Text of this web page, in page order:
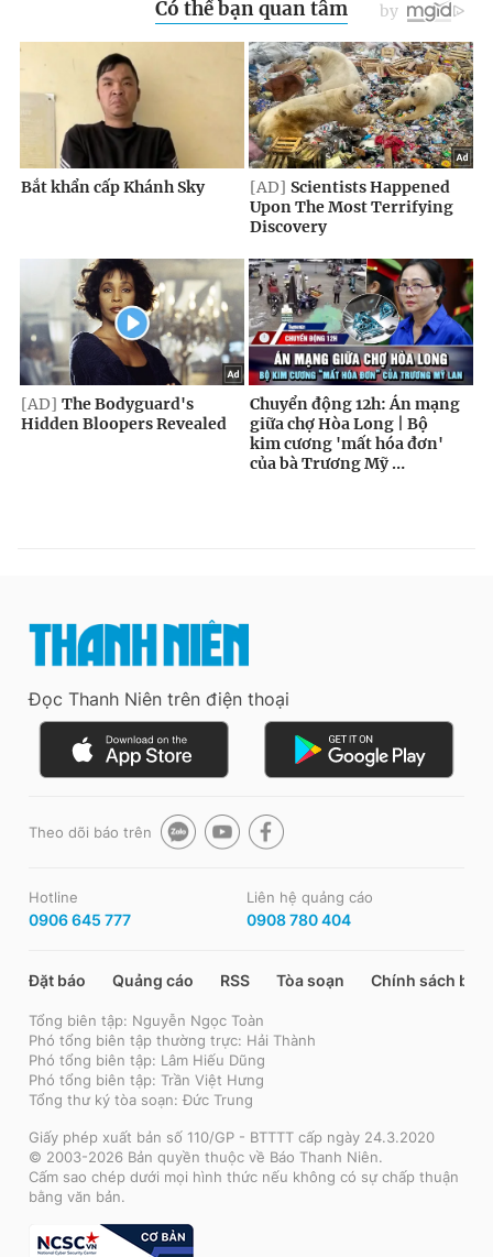
Đọc Thanh Niên trên điện thoại
Theo dõi báo trên
Hotline
0906 645 777
Liên hệ quảng cáo
0908 780 404
Đặt báo Quảng cáo RSS Tòa soạn Chính sách bảo
Tổng biên tập: Nguyễn Ngọc Toàn
Phó tổng biên tập thường trực: Hải Thành
Phó tổng biên tập: Lâm Hiếu Dũng
Phó tổng biên tập: Trần Việt Hưng
Tổng thư ký tòa soạn: Đức Trung
Giấy phép xuất bản số 110/GP - BTTTT cấp ngày 24.3.2020
© 2003-2026 Bản quyền thuộc về Báo Thanh Niên.
Cấm sao chép dưới mọi hình thức nếu không có sự chấp thuận
bằng văn bản.